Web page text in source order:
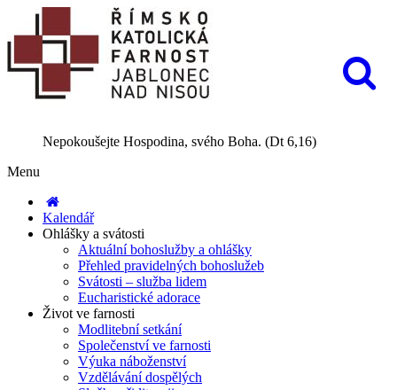
Nepokoušejte Hospodina, svého Boha. (Dt 6,16)
Menu
Kalendář
Ohlášky a svátosti
Aktuální bohoslužby a ohlášky
Přehled pravidelných bohoslužeb
Svátosti – služba lidem
Eucharistické adorace
Život ve farnosti
Modlitební setkání
Společenství ve farnosti
Výuka náboženství
Vzdělávání dospělých